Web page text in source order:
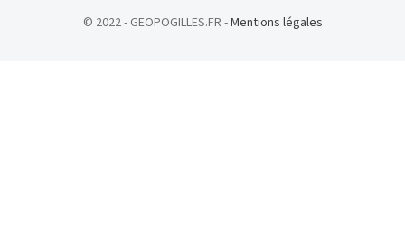
© 2022 - GEOPOGILLES.FR -Mentions légales